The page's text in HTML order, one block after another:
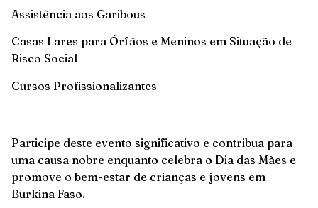
Assistência aos Garibous
Casas Lares para Órfãos e Meninos em Situação de
Risco Social
Cursos Profissionalizantes
Participe deste evento significativo e contribua para
uma causa nobre enquanto celebra o Dia das Mães e
promove o bem-estar de crianças e jovens em
Burkina Faso.